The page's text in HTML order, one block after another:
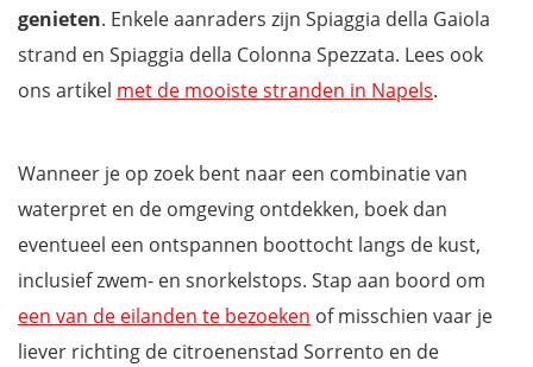
genieten. Enkele aanraders zijn Spiaggia della Gaiola
strand en Spiaggia della Colonna Spezzata. Lees ook
ons artikel met de mooiste stranden in Napels.
Wanneer je op zoek bent naar een combinatie van
waterpret en de omgeving ontdekken, boek dan
eventueel een ontspannen boottocht langs de kust,
inclusief zwem- en snorkelstops. Stap aan boord om
een van de eilanden te bezoeken of misschien vaar je
liever richting de citroenenstad Sorrento en de